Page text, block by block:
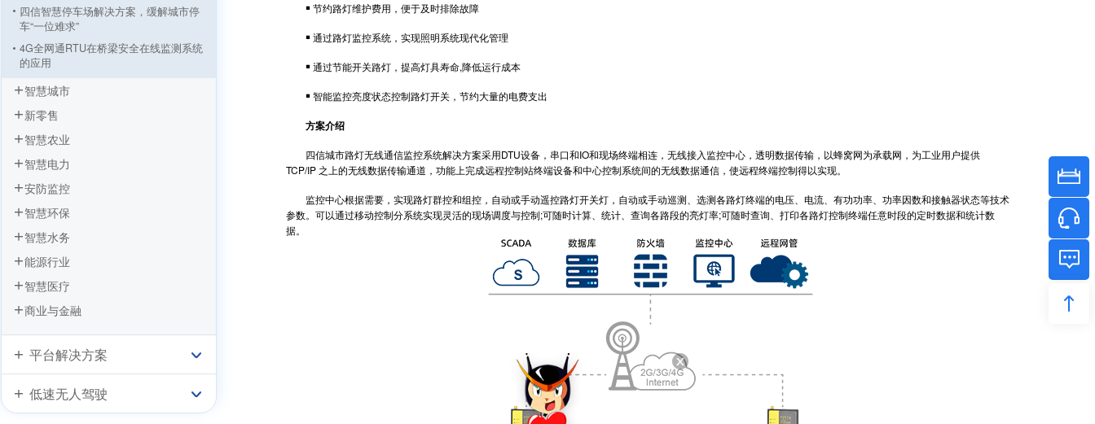
四信智慧停车场解决方案，缓解城市停
车“一位难求”
4G全网通RTU在桥梁安全在线监测系统
的应用
四信电子警察抓拍系统应用方案
城市路灯无线通信监控系统解决方案
抓拍系统的应用方案
智慧城市
新零售
智慧农业
智慧电力
安防监控
智慧环保
智慧水务
能源行业
智慧医疗
商业与金融
平台解决方案
低速无人驾驶
￭ 节约路灯维护费用，便于及时排除故障
￭ 通过路灯监控系统，实现照明系统现代化管理
￭ 通过节能开关路灯，提高灯具寿命,降低运行成本
￭ 智能监控亮度状态控制路灯开关，节约大量的电费支出
方案介绍
四信城市路灯无线通信监控系统解决方案采用DTU设备 ，串口和IO和现场终端相连，无线接入监控中心，透明数据传输，以蜂窝网为承载网，为工业用户提供
TCP/IP 之上的无线数据传输通道，功能上完成远程控制站终端设备和中心控制系统间的无线数据通信，使远程终端控制得以实现。
监控中心根据需要，实现路灯群控和组控，自动或手动遥控路灯开关灯，自动或手动巡测、选测各路灯终端的电压、电流、有功功率、功率因数和接触器状态等技术
参数。可以通过移动控制分系统实现灵活的现场调度与控制;可随时计算、统计、查询各路段的亮灯率;可随时查询、打印各路灯控制终端任意时段的定时数据和统计数
据。